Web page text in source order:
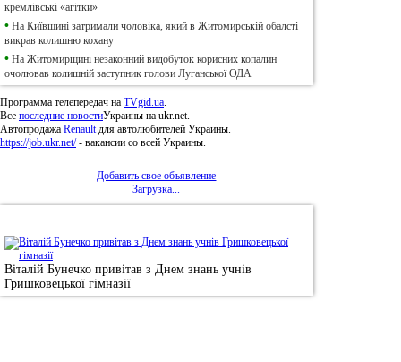
кремлівські «агітки»
• На Київщині затримали чоловіка, який в Житомирській обалсті
викрав колишню кохану
• На Житомирщині незаконний видобуток корисних копалин
очолював колишній заступник голови Луганської ОДА
Программа телепередач на TVgid.ua.
Все последние новостиУкраины на ukr.net.
Автопродажа Renaultдля автолюбителей Украины.
https://job.ukr.net/- вакансии со всей Украины.
Добавить свое объявление
Загрузка...
Віталій Бунечко привітав з Днем знань учнів
Гришковецької гімназії